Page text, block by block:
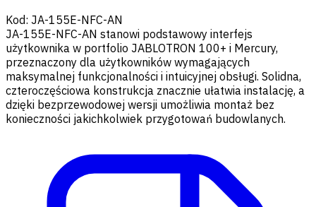
Kod: JA-155E-NFC-AN
JA-155E-NFC-AN stanowi podstawowy interfejs
użytkownika w portfolio JABLOTRON 100+ i Mercury,
przeznaczony dla użytkowników wymagających
maksymalnej funkcjonalności i intuicyjnej obsługi. Solidna,
czteroczęściowa konstrukcja znacznie ułatwia instalację, a
dzięki bezprzewodowej wersji umożliwia montaż bez
konieczności jakichkolwiek przygotowań budowlanych.